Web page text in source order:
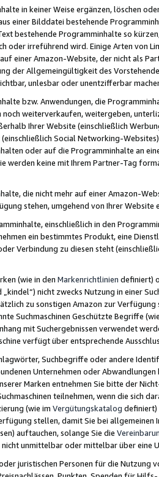
in keiner Weise ergänzen, löschen
einer Bilddatei bestehende
bestehende Programminhalte so
oder irreführend wird. Einige Arten von
einer Amazon-Website, der nicht als
der Allgemeingültigkeit des
unlesbar oder unentzifferbar
bzw. Anwendungen, die
weiterverkaufen, weitergeben,
Ihrer Website (einschließlich
Social Networking-
oder auf die Programminhalte an
werden keine mit Ihrem Partner-Tag
die nicht mehr auf einer Amazon-
stehen, umgehend von Ihrer
einschließlich in den
ein bestimmtes Produkt, eine
Verbindung zu diesen steht
(wie in den Markenrichtlinien definiert)
„kindel“) nicht zwecks Nutzung in einer
zu sonstigen Amazon zur
Suchmaschinen Geschützte Begriffe
mit Suchergebnissen verwendet
verfügt über entsprechende
Suchbegriffe oder andere
Unternehmen oder
Marken entnehmen Sie bitte der
teilnehmen, wenn die sich
(wie im Vergütungskatalog definiert)
stellen, damit Sie bei
auftauchen, solange Sie die
unmittelbar oder mittelbar über eine
juristischen Personen für die Nutzung